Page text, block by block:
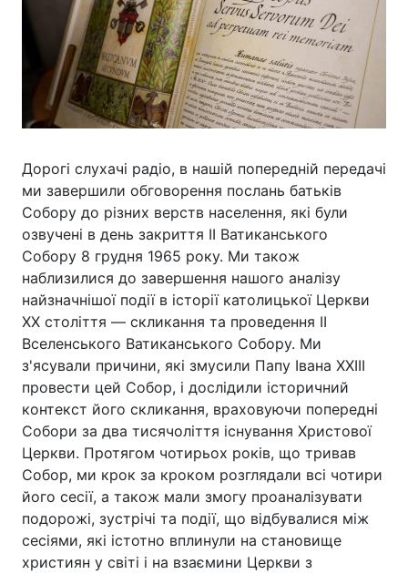
Дорогі слухачі радіо, в нашій попередній передачі
ми завершили обговорення послань батьків
Собору до різних верств населення, які були
озвучені в день закриття ІІ Ватиканського
Собору 8 грудня 1965 року. Ми також
наблизилися до завершення нашого аналізу
найзначнішої події в історії католицької Церкви
XX століття — скликання та проведення ІІ
Вселенського Ватиканського Собору. Ми
з'ясували причини, які змусили Папу Івана ХХІІІ
провести цей Собор, і дослідили історичний
контекст його скликання, враховуючи попередні
Собори за два тисячоліття існування Христової
Церкви. Протягом чотирьох років, що тривав
Собор, ми крок за кроком розглядали всі чотири
його сесії, а також мали змогу проаналізувати
подорожі, зустрічі та події, що відбувалися між
сесіями, які істотно вплинули на становище
християн у світі і на взаємини Церкви з